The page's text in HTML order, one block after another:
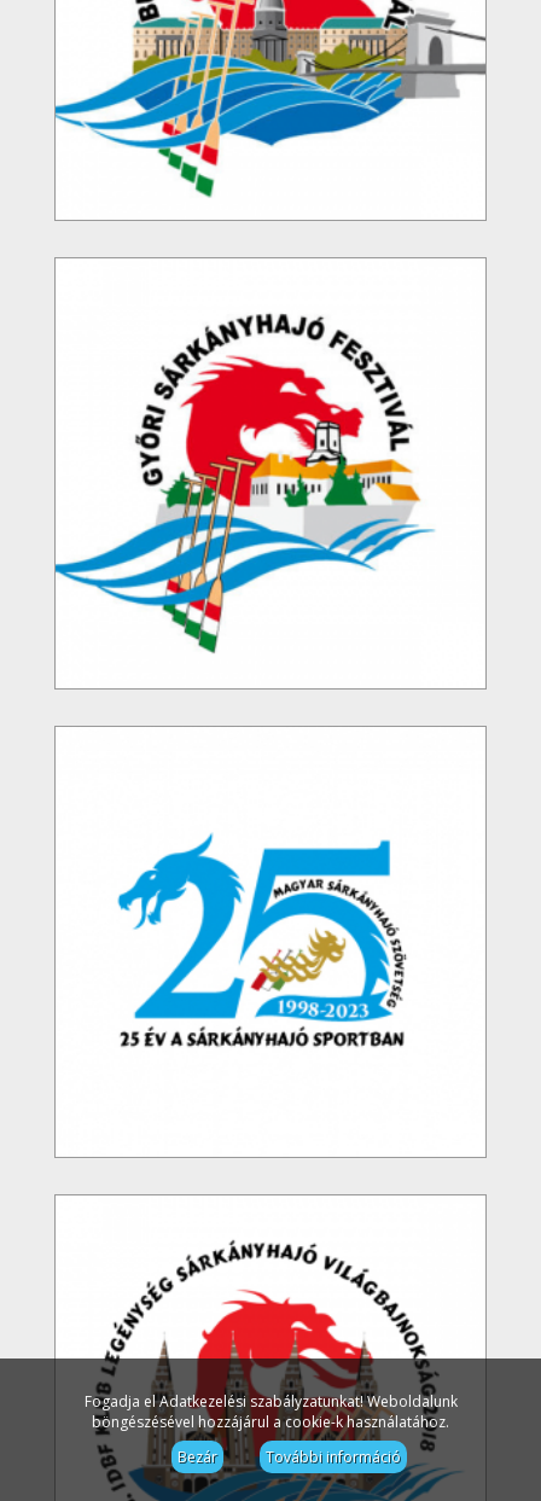
Fogadja el Adatkezelési szabályzatunkat! Weboldalunk
böngészésével hozzájárul a cookie-k használatához.
Bezár
További információ